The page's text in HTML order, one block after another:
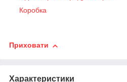
Коробка
Приховати
Характеристики